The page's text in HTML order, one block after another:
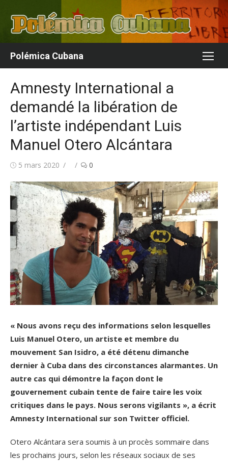
contenu
Polémica Cubana
Amnesty International a
demandé la libération de
l’artiste indépendant Luis
Manuel Otero Alcántara
Publié5 mars 2020 Auteur/autrice
0
« Nous avons reçu des informations selon lesquelles
Luis Manuel Otero, un artiste et membre du
mouvement San Isidro, a été détenu dimanche
dernier à Cuba dans des circonstances alarmantes. Un
autre cas qui démontre la façon dont le
gouvernement cubain tente de faire taire les voix
critiques dans le pays. Nous serons vigilants », a écrit
Amnesty International sur son Twitter officiel.
Otero Alcántara sera soumis à un procès sommaire dans
les prochains jours, selon les réseaux sociaux de ses